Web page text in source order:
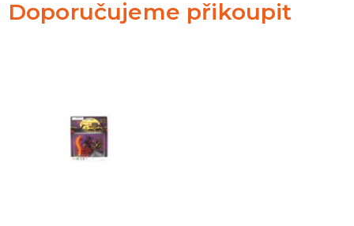
Doporučujeme přikoupit